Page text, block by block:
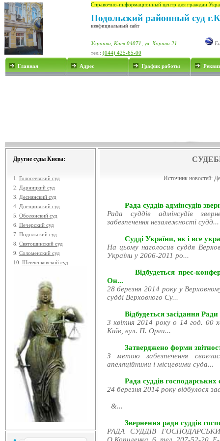
Справочно-информационный центр для граждан
Подольский районный суд
неофициальный сайт
Украина, Киев 04071, ул. Хорива 21
тел.: (044) 425-65-00
Главная Адрес График работы
Другие суды Киева:
1. Голосеевский суд
2.
Дарницкий суд
3.
Деснянский суд
4. Днепровский суд
5. Оболонский суд
6. Печерский суд
7. Подольский суд
8. Святошинский суд
9. Соломенский суд
10. Шевченковский суд
Источник новостей:
Рада суддів адмінсудів
Рада суддів адмінсудів
забезпечення незалежності судд...
Судді України, як і все
На цьому наголосив суддя
України у 2006-2011 ро...
Відбудеться прес-
Он...
28 березня 2014 року у
судді Верховного Су...
Відбудеться засідання
3 квітня 2014 року о 14 год. 00
Київ, вул. П. Орли...
Затверджено форми
З метою забезпечення
апеляційними і місцевими суда...
Рада суддів господарських
24 березня 2014 року відбулося
&...
Звернення ради суддів
РАДА СУДДІВ